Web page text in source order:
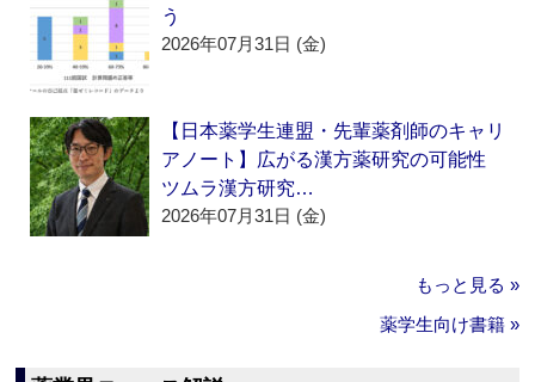
う
2026年07月31日 (金)
【日本薬学生連盟・先輩薬剤師のキャリ
アノート】広がる漢方薬研究の可能性
ツムラ漢方研究…
2026年07月31日 (金)
もっと見る »
薬学生向け書籍 »